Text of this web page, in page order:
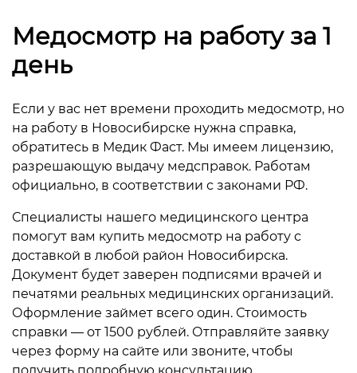
Медосмотр на работу за 1
день
Если у вас нет времени проходить медосмотр, но
на работу в Новосибирске нужна справка,
обратитесь в Медик Фаст. Мы имеем лицензию,
разрешающую выдачу медсправок. Работам
официально, в соответствии с законами РФ.
Специалисты нашего медицинского центра
помогут вам купить медосмотр на работу с
доставкой в любой район Новосибирска.
Документ будет заверен подписями врачей и
печатями реальных медицинских организаций.
Оформление займет всего один. Стоимость
справки — от 1500 рублей. Отправляйте заявку
через форму на сайте или звоните, чтобы